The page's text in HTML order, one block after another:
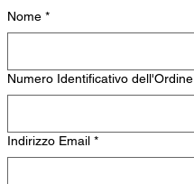
Nome *
Numero Identificativo dell'Ordine
Indirizzo Email *